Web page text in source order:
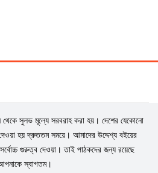
সুলভ মূল্যে সরবরাহ করা হয়। দেশের যেকোনো
হয় দ্রুততম সময়ে। আমাদের উদ্দেশ্য বইয়ের
গুরুত্ব দেওয়া। তাই পাঠকদের জন্য রয়েছে
স্বাগতম।